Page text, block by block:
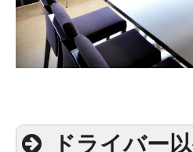
ドライバー